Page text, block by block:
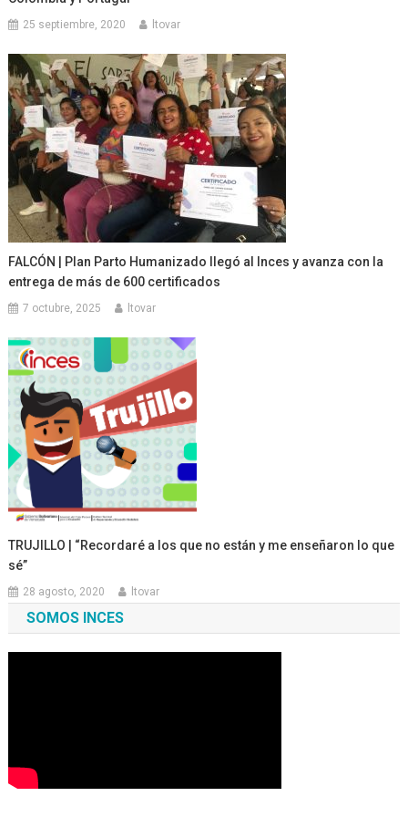
25 septiembre, 2020 ltovar
FALCÓN | Plan Parto Humanizado llegó al Inces y avanza con la
entrega de más de 600 certificados
7 octubre, 2025 ltovar
TRUJILLO | “Recordaré a los que no están y me enseñaron lo que
sé”
28 agosto, 2020 ltovar
SOMOS INCES